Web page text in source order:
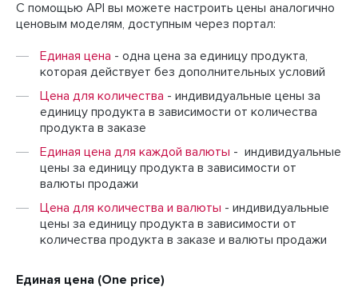
С помощью API вы можете настроить цены аналогично
ценовым моделям, доступным через портал:
Единая цена - одна цена за единицу продукта,
которая действует без дополнительных условий
Цена для количества - индивидуальные цены за
единицу продукта в зависимости от количества
продукта в заказе
Единая цена для каждой валюты - индивидуальные
цены за единицу продукта в зависимости от
валюты продажи
Цена для количества и валюты - индивидуальные
цены за единицу продукта в зависимости от
количества продукта в заказе и валюты продажи
Единая цена (One price)